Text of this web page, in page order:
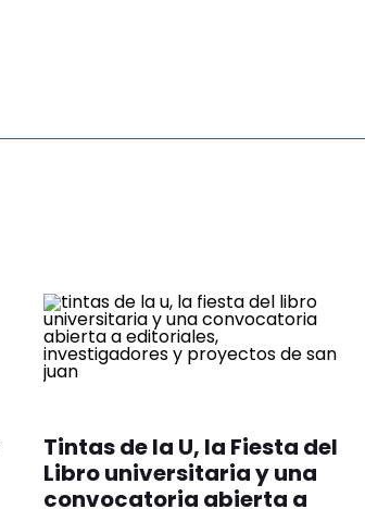
Tintas de la U, la Fiesta del
Libro universitaria y una
convocatoria abierta a